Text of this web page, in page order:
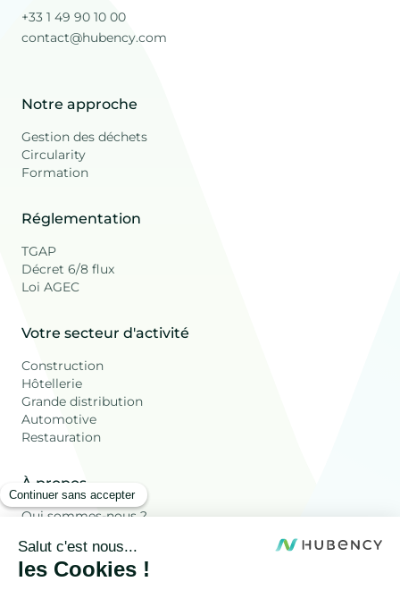
+33 1 49 90 10 00
contact@hubency.com
Notre approche
Gestion des déchets
Circularity
Formation
Réglementation
TGAP
Décret 6/8 flux
Loi AGEC
Votre secteur d'activité
Construction
Hôtellerie
Grande distribution
Automotive
Restauration
À propos
Qui sommes-nous ?
Ressources